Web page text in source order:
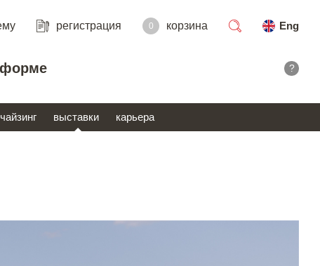
регистрация 0 корзина
Eng
?
выставки карьера